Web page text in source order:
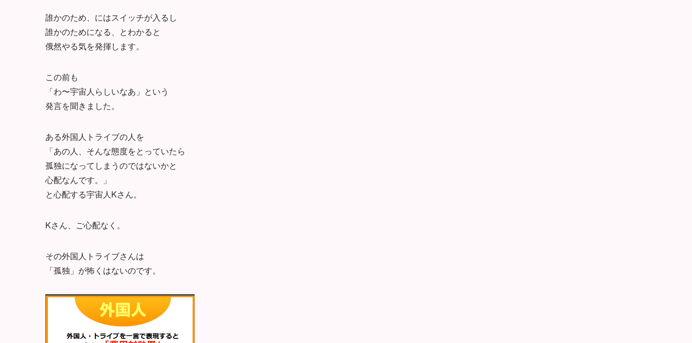
誰かのため、にはスイッチが入るし
誰かのためになる、とわかると
俄然やる気を発揮します。
この前も
「わ〜宇宙人らしいなあ」という
発言を聞きました。
ある外国人トライブの人を
「あの人、そんな態度をとっていたら
孤独になってしまうのではないかと
心配なんです。」
と心配する宇宙人Kさん。
Kさん、ご心配なく。
その外国人トライブさんは
「孤独」が怖くはないのです。